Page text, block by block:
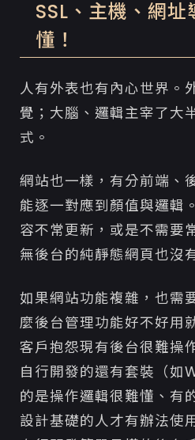
SSL、主機、網
懂！
人有外表也有內心世界。
覺；大腦、邏輯主宰了大
式。
網站也一樣，有分前端、
能逐一對應到顏值與邏輯
容不常更新，或是不需要
無後台的純靜態網頁也沒
如果網站功能複雜，也需
麼後台管理功能好不好用
客戶抱怨現有後台很難操
自行開發的還有套裝（
的是操作邏輯很難懂、有
設計基礎的人才有辦法使